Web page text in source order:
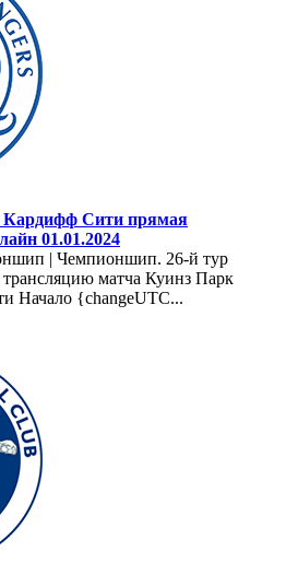
Кардифф Сити прямая
01.01.2024
| Чемпионшип. 26-й тур
матча Куинз Парк
Начало {changeUTC...